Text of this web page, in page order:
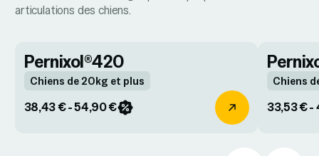
articulations des chiens.
Pernixol®420
Chiens de 20kg et plus
38,43 € - 54,90 €
Chiens
33,53 € -